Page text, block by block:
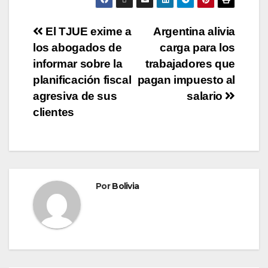
Argentina alivia
carga para los
trabajadores que
pagan impuesto al
salario
El TJUE exime a
los abogados de
informar sobre la
planificación fiscal
agresiva de sus
clientes
PorBolivia